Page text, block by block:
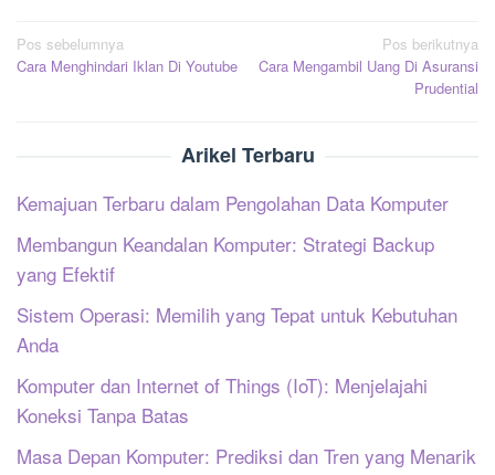
Navigasi
pos
Pos sebelumnya
Cara Menghindari Iklan Di Youtube
Pos berikutnya
Cara Mengambil Uang Di Asuransi
Prudential
Arikel Terbaru
Kemajuan Terbaru dalam Pengolahan Data Komputer
Membangun Keandalan Komputer: Strategi Backup
yang Efektif
Sistem Operasi: Memilih yang Tepat untuk Kebutuhan
Anda
Komputer dan Internet of Things (IoT): Menjelajahi
Koneksi Tanpa Batas
Masa Depan Komputer: Prediksi dan Tren yang Menarik